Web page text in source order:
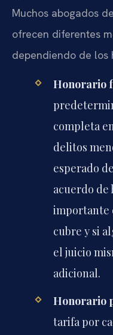
Muchos abogados
ofrecen diferentes
dependiendo de los
Honorario
completa
delitos
esperado
acuerdo de
importante
cubre y si
el juicio
adicional.
Honorario
tarifa por